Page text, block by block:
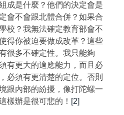
成是什麼？他們的決定會是
會不會跟北體合併？如果合
校？我無法確定教育部會不
得你被迫要做成改革？這些
很多不確定性。我只能夠
有更大的適應能力，而且必
必須有更清楚的定位。否則
跟內部的紛擾，像打陀螺一
樣辦是很可悲的！ [2]